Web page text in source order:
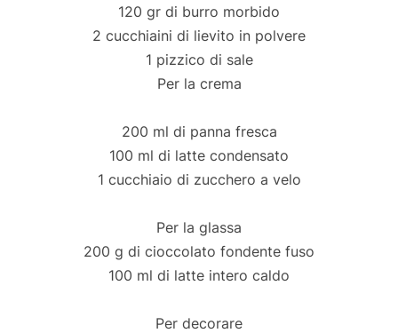
120 gr di burro morbido
2 cucchiaini di lievito in polvere
1 pizzico di sale
Per la crema
200 ml di panna fresca
100 ml di latte condensato
1 cucchiaio di zucchero a velo
Per la glassa
200 g di cioccolato fondente fuso
100 ml di latte intero caldo
Per decorare